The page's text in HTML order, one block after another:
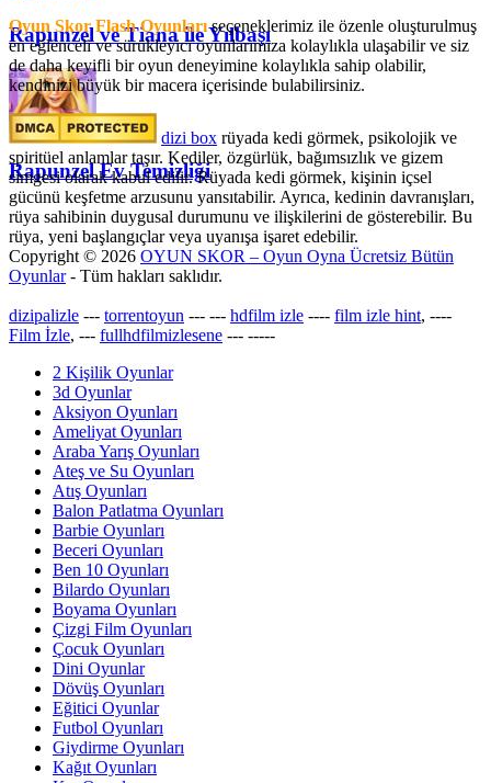
Rapunzel ve Tiana ile Yılbaşı
Rapunzel Ev Temizliği
Oyun Skor Flash Oyunlarıseçeneklerimiz ile özenle oluşturulmuş
en eğlenceli ve sürükleyici oyunlarımıza kolaylıkla ulaşabilir ve siz
de daha keyifli bir oyun deneyimine kolaylıkla sahip olabilir,
kendinizi büyük bir macera içerisinde bulabilirsiniz.
dizi box rüyada kedi görmek​, psikolojik ve
spiritüel anlamlar taşır. Kediler, özgürlük, bağımsızlık ve gizem
simgesi olarak kabul edilir. Rüyada kedi görmek, kişinin içsel
gücünü keşfetme arzusunu yansıtabilir. Ayrıca, kedinin davranışları,
rüya sahibinin duygusal durumunu ve ilişkilerini de gösterebilir. Bu
rüya, yeni başlangıçlar veya uyanışa işaret edebilir.
Copyright © 2026 OYUN SKOR – Oyun Oyna Ücretsiz Bütün
Oyunlar- Tüm hakları saklıdır.
dizipalizle --- torrentoyun --- --- hdfilm izle ---- film izle hint, ----
Film İzle, --- fullhdfilmizlesene --- -----
2 Kişilik Oyunlar
3d Oyunlar
Aksiyon Oyunları
Ameliyat Oyunları
Araba Yarış Oyunları
Ateş ve Su Oyunları
Atış Oyunları
Balon Patlatma Oyunları
Barbie Oyunları
Beceri Oyunları
Ben 10 Oyunları
Bilardo Oyunları
Boyama Oyunları
Çizgi Film Oyunları
Çocuk Oyunları
Dini Oyunlar
Dövüş Oyunları
Eğitici Oyunlar
Futbol Oyunları
Giydirme Oyunları
Kağıt Oyunları